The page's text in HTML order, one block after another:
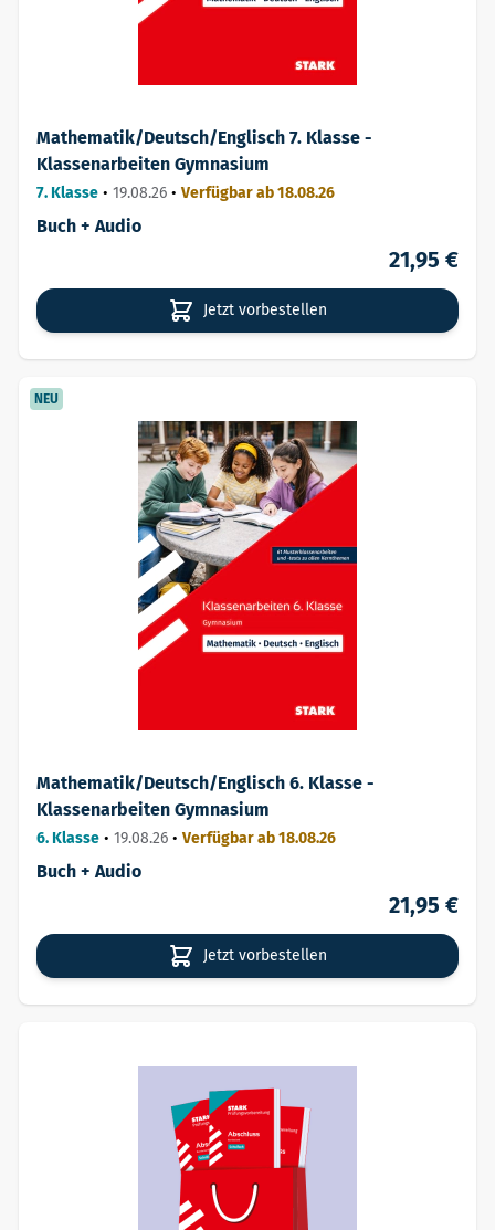
Mathematik/Deutsch/Englisch 7. Klasse -
Klassenarbeiten Gymnasium
7. Klasse • 19.08.26 • Verfügbar ab 18.08.26
Buch + Audio
21,95 €
Jetzt vorbestellen
NEU
Mathematik/Deutsch/Englisch 6. Klasse -
Klassenarbeiten Gymnasium
6. Klasse • 19.08.26 • Verfügbar ab 18.08.26
Buch + Audio
21,95 €
Jetzt vorbestellen